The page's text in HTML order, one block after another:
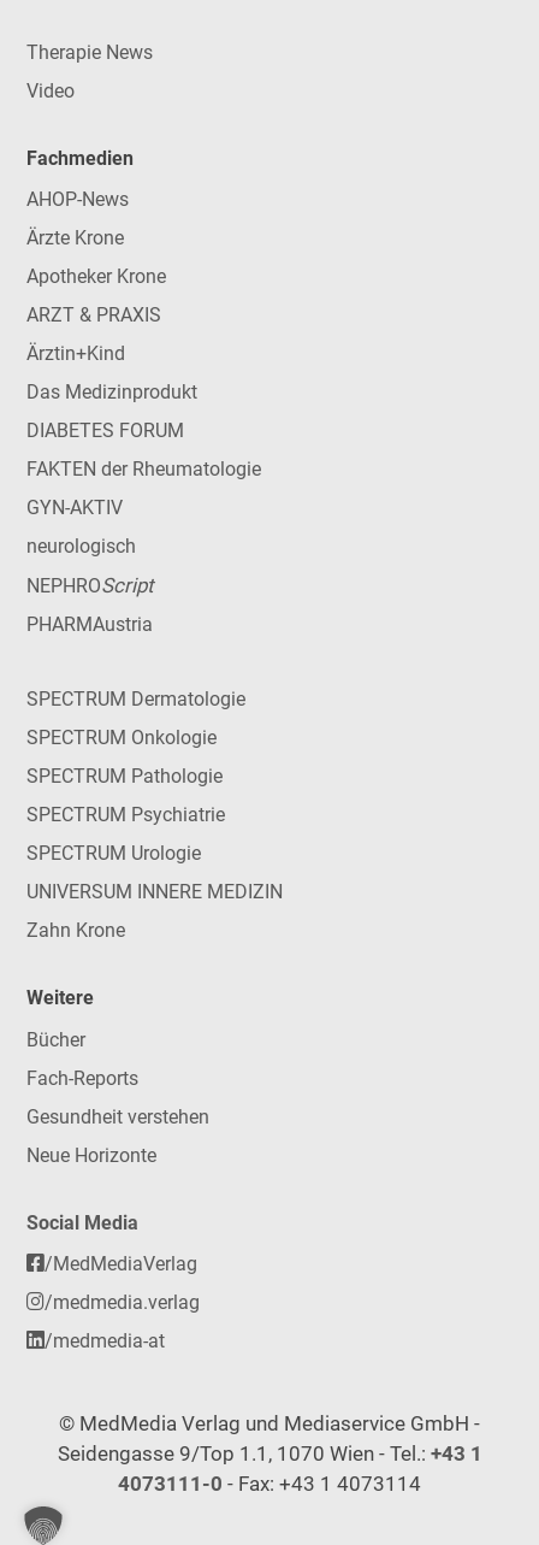
Therapie News
Video
Fachmedien
AHOP-News
Ärzte Krone
Apotheker Krone
ARZT & PRAXIS
Ärztin+Kind
Das Medizinprodukt
DIABETES FORUM
FAKTEN der Rheumatologie
GYN-AKTIV
neurologisch
NEPHROScript
PHARMAustria
SPECTRUM Dermatologie
SPECTRUM Onkologie
SPECTRUM Pathologie
SPECTRUM Psychiatrie
SPECTRUM Urologie
UNIVERSUM INNERE MEDIZIN
Zahn Krone
Weitere
Bücher
Fach-Reports
Gesundheit verstehen
Neue Horizonte
Social Media
/MedMediaVerlag
/medmedia.verlag
/medmedia-at
© MedMedia Verlag und Mediaservice GmbH -
Seidengasse 9/Top 1.1, 1070 Wien - Tel.: +43 1
4073111-0 - Fax: +43 1 4073114